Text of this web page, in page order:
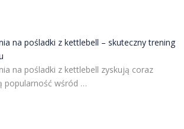
na pośladki z kettlebell – skuteczny trening
na pośladki z kettlebell zyskują coraz
popularność wśród …